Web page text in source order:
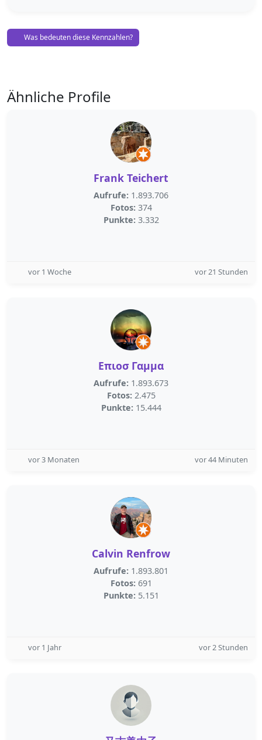
Was bedeuten diese Kennzahlen?
Ähnliche Profile
Frank Teichert
Aufrufe: 1.893.706
Fotos: 374
Punkte: 3.332
vor 1 Woche vor 21 Stunden
Επιοσ Γαμμα
Aufrufe: 1.893.673
Fotos: 2.475
Punkte: 15.444
vor 3 Monaten vor 44 Minuten
Calvin Renfrow
Aufrufe: 1.893.801
Fotos: 691
Punkte: 5.151
vor 1 Jahr vor 2 Stunden